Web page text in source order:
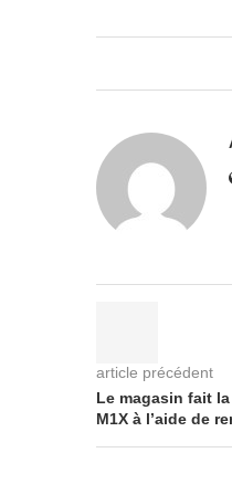
article précédent
Le magasin fait
M1X à l’aide de